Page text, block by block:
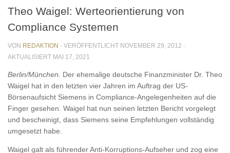
Theo Waigel: Werteorientierung von
Compliance Systemen
VON REDAKTION · VERÖFFENTLICHT NOVEMBER 29, 2012 ·
AKTUALISIERT MAI 17, 2021
Berlin/München. Der ehemalige deutsche Finanzminister Dr. Theo
Waigel hat in den letzten vier Jahren im Auftrag der US-
Börsenaufsicht Siemens in Compliance-Angelegenheiten auf die
Finger gesehen. Waigel hat nun seinen letzten Bericht vorgelegt
und bescheinigt, dass Siemens seine Empfehlungen vollständig
umgesetzt habe.
Waigel galt als führender Anti-Korruptions-Aufseher und zog eine